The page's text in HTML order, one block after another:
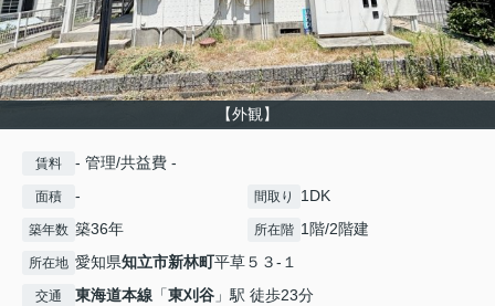
【外観】
賃料 - 管理/共益費 -
面積 - 間取り 1DK
築年数 築36年 所在階 1階/2階建
所在地 愛知県知立市新林町平草５３-１
交通 東海道本線 「東刈谷 」駅 徒歩23分